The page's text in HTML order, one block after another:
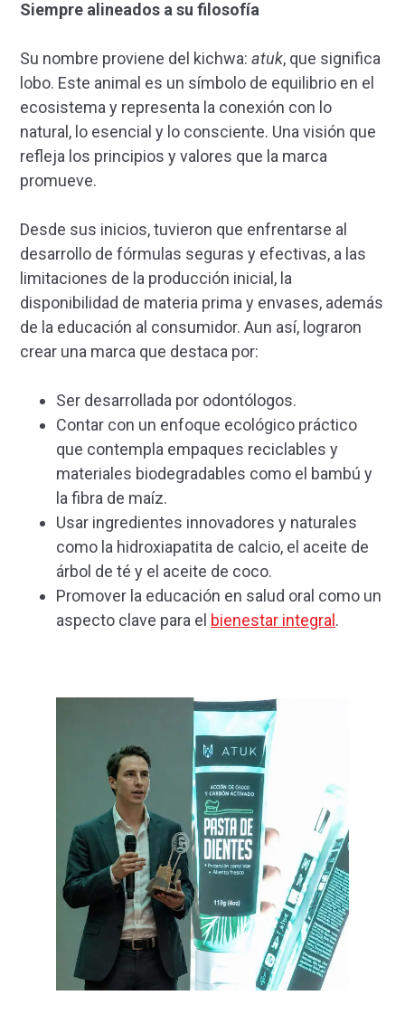
Siempre alineados a su filosofía
Su nombre proviene del kichwa: atuk, que significa
lobo. Este animal es un símbolo de equilibrio en el
ecosistema y representa la conexión con lo
natural, lo esencial y lo consciente. Una visión que
refleja los principios y valores que la marca
promueve.
Desde sus inicios, tuvieron que enfrentarse al
desarrollo de fórmulas seguras y efectivas, a las
limitaciones de la producción inicial, la
disponibilidad de materia prima y envases, además
de la educación al consumidor. Aun así, lograron
crear una marca que destaca por:
Ser desarrollada por odontólogos.
Contar con un enfoque ecológico práctico
que contempla empaques reciclables y
materiales biodegradables como el bambú y
la fibra de maíz.
Usar ingredientes innovadores y naturales
como la hidroxiapatita de calcio, el aceite de
árbol de té y el aceite de coco.
Promover la educación en salud oral como un
aspecto clave para el bienestar integral.